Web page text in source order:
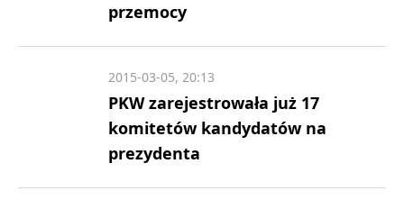
przemocy
PKW zarejestrowała już 17
komitetów kandydatów na
prezydenta
2015-03-05, 20:13